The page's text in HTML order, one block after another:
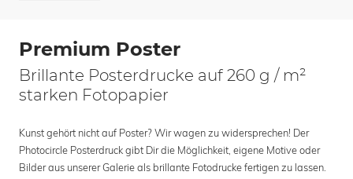
Premium Poster
Brillante Posterdrucke auf 260 g / m²
starken Fotopapier
Kunst gehört nicht auf Poster? Wir wagen zu widersprechen! Der
Photocircle Posterdruck gibt Dir die Möglichkeit, eigene Motive oder
Bilder aus unserer Galerie als brillante Fotodrucke fertigen zu lassen.